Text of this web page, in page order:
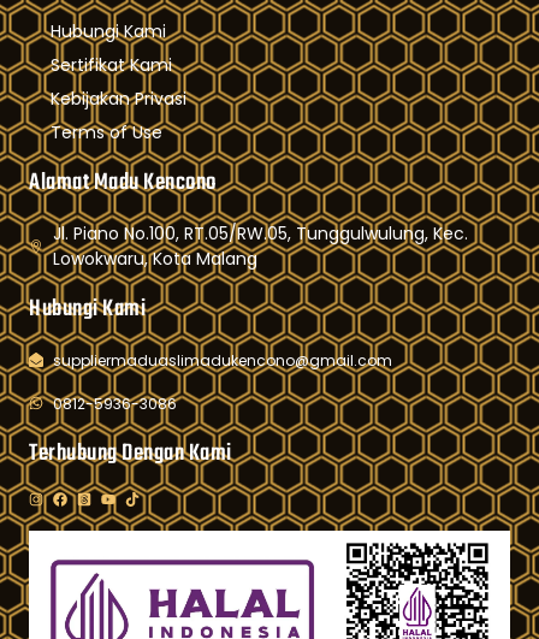
Hubungi Kami
Sertifikat Kami
Kebijakan Privasi
Terms of Use
Alamat Madu Kencono
Jl. Piano No.100, RT.05/RW.05, Tunggulwulung, Kec.
Lowokwaru, Kota Malang
Hubungi Kami
suppliermaduaslimadukencono@gmail.com
0812-5936-3086
Terhubung Dengan Kami